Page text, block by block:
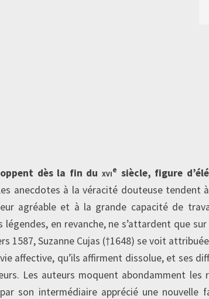
dès la fin duxvie siècle, figure
anecdotes à la véracité douteuse tendent
agréable et à la grande capacité de
légendes, en revanche, ne s’attardent que
1587, Suzanne Cujas (†1648) se voit
affective, qu’ils affirment dissolue, et ses
Les auteurs moquent abondamment les
son intermédiaire apprécié une nouvelle